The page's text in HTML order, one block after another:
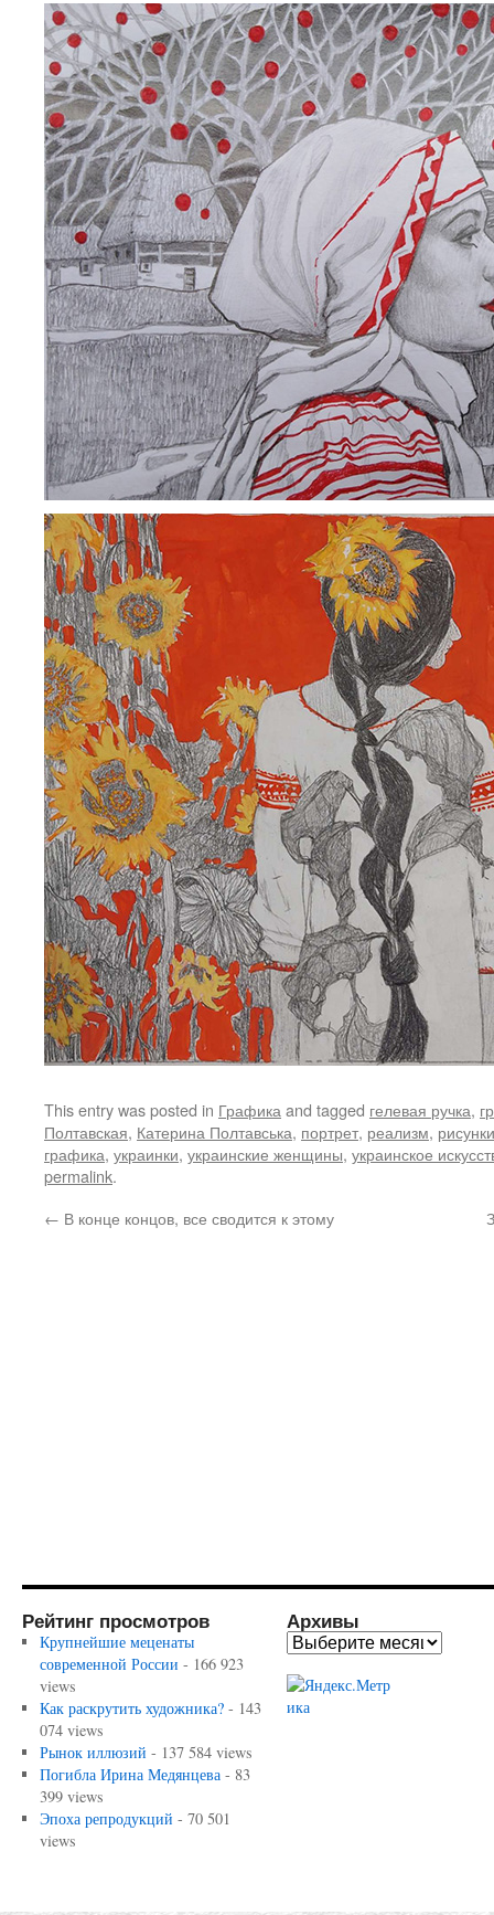
This entry was posted in Графика and tagged гелевая ручка,
Полтавская, Катерина Полтавська, портрет, реализм, рисунки
графика, украинки, украинские женщины, украинское
permalink.
← В конце концов, все сводится к этому
Рейтинг просмотров
Крупнейшие меценаты
современной России - 166 923
views
Как раскрутить художника?- 143
074 views
Рынок иллюзий - 137 584 views
Погибла Ирина Медянцева- 83
399 views
Эпоха репродукций - 70 501
views
Архивы